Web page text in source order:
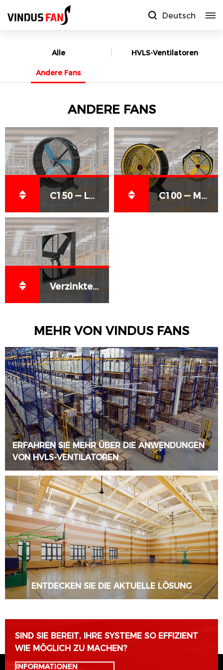
Deutsch
Alle
HVLS-Ventilatoren
Andere Fans
ANDERE FANS
C150 — Large-Format Mobile Directional Fan C100 — Mobile or Wall-Mounted Industrial Fan
Verzinkter hängender Deckenventilator
MEHR VON VINDUS FANS
ERFAHREN SIE MEHR ÜBER DIE ANWENDUNGEN
VON HVLS-VENTILATOREN
MEHR ERFAHREN
ENTDECKEN SIE DIE AKTUELLE LÖSUNG
MEHR ERFAHREN
SIND SIE BEREIT, IHRE SYSTEME SO EFFIZIENT
WIE MÖGLICH ZU MACHEN?
INFORMATIONEN